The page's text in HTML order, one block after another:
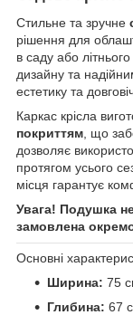
Стильне та зручне
рішення для
в саду або
дизайну та
естетику та
Каркас крісла
покриттям , що
дозволяє
протягом усього
місця гарантує
Увага! Подушка
замовлена
Основні
Ширина: 75
Глибина: 67